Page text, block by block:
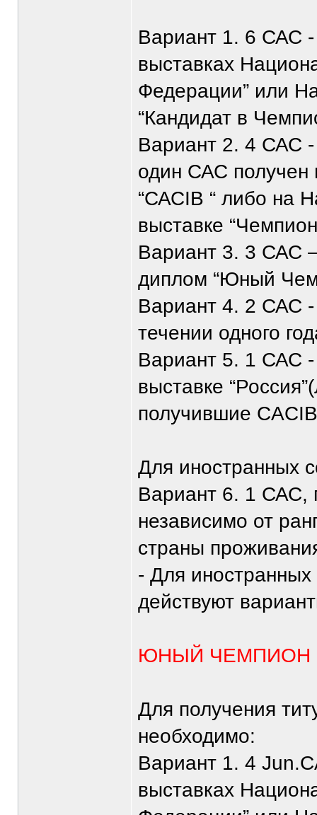
Вариант 1. 6 САС -
выставках
Федерации” или
“Кандидат в
Вариант 2. 4 САС -
один САС получен
“САСIB “ либо на
выставке
Вариант 3. 3 САС
диплом “Юный
Вариант 4. 2 САС -
течении одного
Вариант 5. 1 САС
выставке
получившие
Для иностранных
Вариант 6. 1 САС,
независимо от
страны
- Для иностранных
действуют
ЮНЫЙ ЧЕМПИОН
Для получения
необходимо:
Вариант 1. 4
выставках